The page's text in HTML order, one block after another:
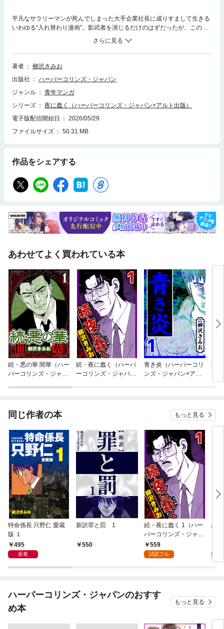
平凡なサラリーマンが死んでしまった大手企業社長に成りすまして生きる
いわゆる“入れ替わり漫画”。影武者を演じるだけのはずだったが、この男
は“真の漢”へと開花する！郷屋川 脩(こやがわ おさむ 36歳)は妻子がいる普
通の会社員だった。だが、突然現れた老紳士から「別な人生を生きてみな
いか？」と提案される。対価として莫大なお金を払うというのだ。さらに
勤めている会社が倒産し、妻子を養うためにもお金が必要な状況になって
巻第1話 謎の男第2話 説明第3話 ジレンマ第4話 決断第5話 新しき
人生第6話 食事第7話 妄想初出：「週刊実話」（日本ジャーナル出版）
著者
柳沢きみお
出版社
ハーパーコリンズ・ジャパン
ジャンル
青年マンガ
シリーズ
夜に蠢く（ハーパーコリンズ・ジャパン×アルト出版）
電子版配信開始日
2026/05/29
ファイルサイズ
50.31 MB
作品をシェアする
あわせてよく買われている本
続・悪の華 闇華（ハー
パーコリンズ・ジャパ
続・夜に蠢く（ハーパ
ーコリンズ・ジャパン
青き炎（ハーパーコリ
ンズ・ジャパン×アル
朱
ト
同じ作者の本 もっと見る
特命係長 只野仁 愛蔵
版 １
495
新着
新訳罪と罰 1
550
続・夜に蠢く 1（ハー
パーコリンズ・ジャパ
ン×アルト出版）
559
試読フル
続
ハーパーコリンズ・ジャパンのおすす
め本
もっと見る